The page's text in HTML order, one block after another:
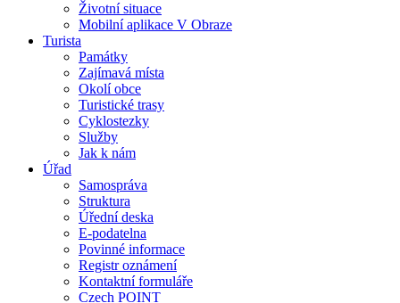
Životní situace
Mobilní aplikace V Obraze
Turista
Památky
Zajímavá místa
Okolí obce
Turistické trasy
Cyklostezky
Služby
Jak k nám
Úřad
Samospráva
Struktura
Úřední deska
E-podatelna
Povinné informace
Registr oznámení
Kontaktní formuláře
Czech POINT